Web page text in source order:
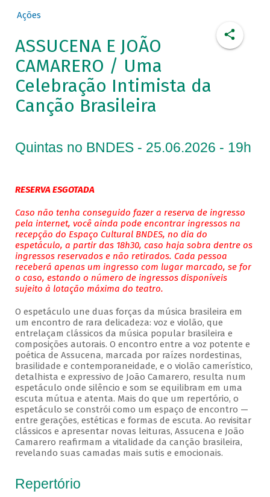
Ações
ASSUCENA E JOÃO
CAMARERO / Uma
Celebração Intimista da
Canção Brasileira
Quintas no BNDES - 25.06.2026 - 19h
RESERVA ESGOTADA
Caso não tenha conseguido fazer a reserva de ingresso
pela internet, você ainda pode encontrar ingressos na
recepção do Espaço Cultural BNDES, no dia do
espetáculo, a partir das 18h30, caso haja sobra dentre os
ingressos reservados e não retirados. Cada pessoa
receberá apenas um ingresso com lugar marcado, se for
o caso, estando o número de ingressos disponíveis
sujeito à lotação máxima do teatro.
O espetáculo une duas forças da música brasileira em
um encontro de rara delicadeza: voz e violão, que
entrelaçam clássicos da música popular brasileira e
composições autorais. O encontro entre a voz potente e
poética de Assucena, marcada por raízes nordestinas,
brasilidade e contemporaneidade, e o violão camerístico,
detalhista e expressivo de João Camarero, resulta num
espetáculo onde silêncio e som se equilibram em uma
escuta mútua e atenta. Mais do que um repertório, o
espetáculo se constrói como um espaço de encontro —
entre gerações, estéticas e formas de escuta. Ao revisitar
clássicos e apresentar novas leituras, Assucena e João
Camarero reafirmam a vitalidade da canção brasileira,
revelando suas camadas mais sutis e emocionais.
Repertório